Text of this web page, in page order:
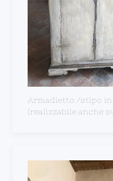
Armadietto /stipo in
(realizzabile anche